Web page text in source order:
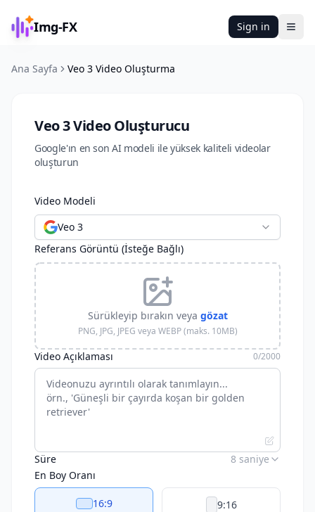
Img-FX Sign in
Ana Sayfa Veo 3 Video Oluşturma
Veo 3 Video Oluşturucu
Google'ın en son AI modeli ile yüksek kaliteli videolar
oluşturun
Video Modeli
Veo 3
Referans Görüntü (İsteğe Bağlı)
Sürükleyip bırakın veya gözat
PNG, JPG, JPEG veya WEBP (maks. 10MB)
Video Açıklaması 0/2000
Süre
8 saniye
En Boy Oranı
16:9 9:16